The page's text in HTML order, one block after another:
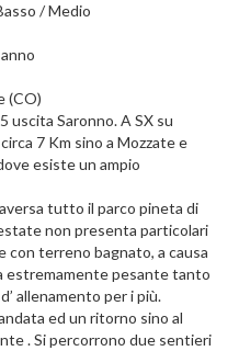
/ Medio
(CO)
Saronno. A SX su
7 Km sino a Mozzate e
esiste un ampio
tutto il parco pineta di
non presenta particolari
con terreno bagnato, a causa
estremamente pesante tanto
allenamento per i più.
ed un ritorno sino al
. Si percorrono due sentieri